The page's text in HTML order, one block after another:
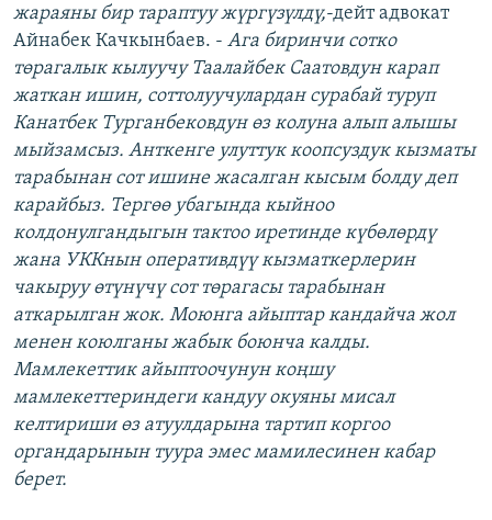
жараяны бир тараптуу жүргүзүлдү,-дейт адвокат
Айнабек Качкынбаев. - Ага биринчи сотко
төрагалык кылуучу Таалайбек Саатовдун карап
жаткан ишин, соттолуучулардан сурабай туруп
Канатбек Турганбековдун өз колуна алып алышы
мыйзамсыз. Анткенге улуттук коопсуздук кызматы
тарабынан сот ишине жасалган кысым болду деп
карайбыз. Тергөө убагында кыйноо
колдонулгандыгын тактоо иретинде күбөлөрдү
жана УККнын оперативдүү кызматкерлерин
чакыруу өтүнүчү сот төрагасы тарабынан
аткарылган жок. Моюнга айыптар кандайча жол
менен коюлганы жабык боюнча калды.
Мамлекеттик айыптоочунун коңшу
мамлекеттериндеги кандуу окуяны мисал
келтириши өз атуулдарына тартип коргоо
органдарынын туура эмес мамилесинен кабар
берет.